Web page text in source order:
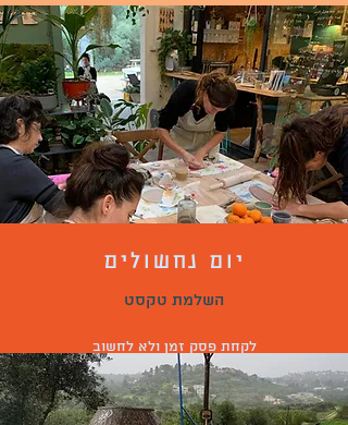
יום נחשולים
השלמת טקסט
לקחת פסק זמן ולא לחשוב